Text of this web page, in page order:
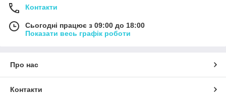
Контакти
Сьогодні працює з 09:00 до 18:00
Показати весь графік роботи
Про нас
Контакти